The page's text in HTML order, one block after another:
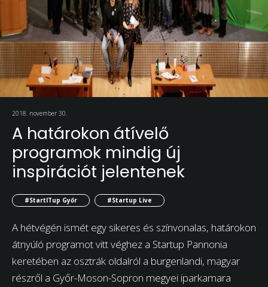
2018. november 30.
A határokon átívelő
programok mindig új
inspirációt jelentenek
#StartITup Győr #Startup Live
A hétvégén ismét egy sikeres és színvonalas, határokon
átnyúló programot vitt véghez a Startup Pannonia
keretében az osztrák oldalról a burgenlandi, magyar
részről a Győr-Moson-Sopron megyei iparkamara